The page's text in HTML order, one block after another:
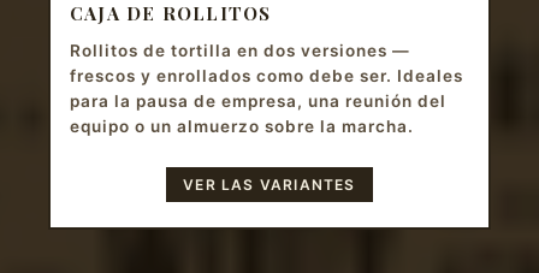
CAJA DE ROLLITOS
Rollitos de tortilla en dos versiones —
frescos y enrollados como debe ser. Ideales
para la pausa de empresa, una reunión del
equipo o un almuerzo sobre la marcha.
VER LAS VARIANTES